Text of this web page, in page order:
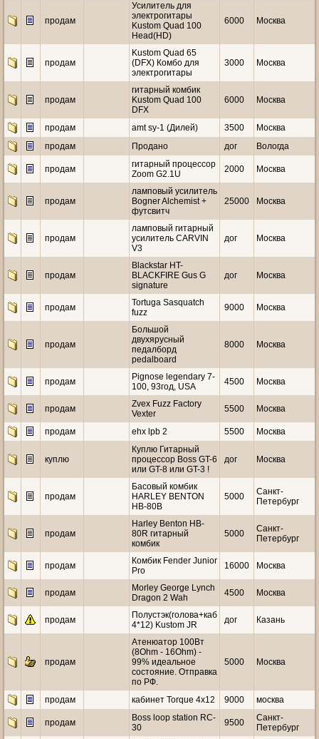
продам
Усилитель для
электрогитары
Kustom Quad 100
Head(HD)
6000 Москва
продам
Kustom Quad 65
(DFX) Комбо для
электрогитары
3000 Москва
продам
гитарный комбик
Kustom Quad 100
DFX
6000 Москва
продам amt sy-1 (Дилей) 3500
Москва
продам
Продано дог Вологда
продам
гитарный процессор
Zoom G2.1U
2000 Москва
продам
ламповый усилитель
Bogner Alchemist +
футсвитч
25000 Москва
продам
ламповый гитарный
усилитель CARVIN
V3
дог Москва
продам
Blackstar HT-
BLACKFIRE Gus G
signature
дог Москва
продам
Tortuga Sasquatch
fuzz
9000 Москва
продам
Большой
двухярусный
педалборд
pedalboard
8000 Москва
продам
Pignose legendary 7-
100, 93год, USA
4500 Москва
продам
Zvex Fuzz Factory
Vexter
5500 Москва
продам ehx lpb 2 5500 Москва
куплю
Куплю Гитарный
процессор Boss GT-6
или GT-8 или GT-3 !
дог Москва
продам
Басовый комбик
HARLEY BENTON
HB-80B
5000
Санкт-
Петербург
продам
Harley Benton HB-
80R гитарный
комбик
5000
Санкт-
Петербург
продам
Комбик Fender Junior
Pro
16000 Москва
продам
Morley George Lynch
Dragon 2 Wah
4500 Москва
продам
Полустэк(голова+каб
4*12) Kustom JR
дог Казань
продам
Атенюатор 100Вт
(8Ohm - 16Ohm) -
99% идеальное
состояние. Отправка
по РФ.
5000 Москва
продам кабинет Torque 4х12 9000 москва
продам
Boss loop station RC-
30
9500
Санкт-
Петербург